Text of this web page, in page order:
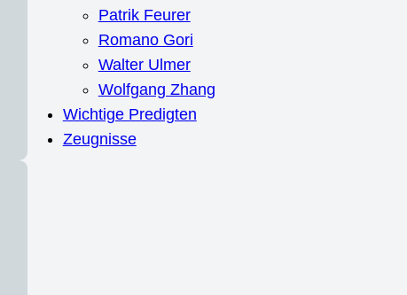
Patrik Feurer
Romano Gori
Walter Ulmer
Wolfgang Zhang
Wichtige Predigten
Zeugnisse